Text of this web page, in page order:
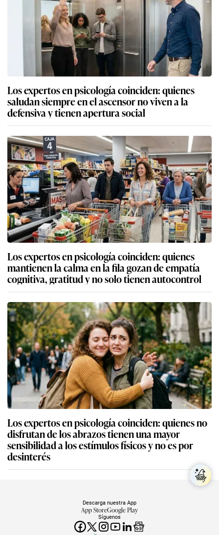
Los expertos en psicología coinciden: quienes
saludan siempre en el ascensor no viven a la
defensiva y tienen apertura social
Los expertos en psicología coinciden: quienes
mantienen la calma en la fila gozan de empatía
cognitiva, gratitud y no solo tienen autocontrol
Los expertos en psicología coinciden: quienes no
disfrutan de los abrazos tienen una mayor
sensibilidad a los estímulos físicos y no es por
desinterés
Síguenos
Descarga nuestra App
App StoreGoogle Play